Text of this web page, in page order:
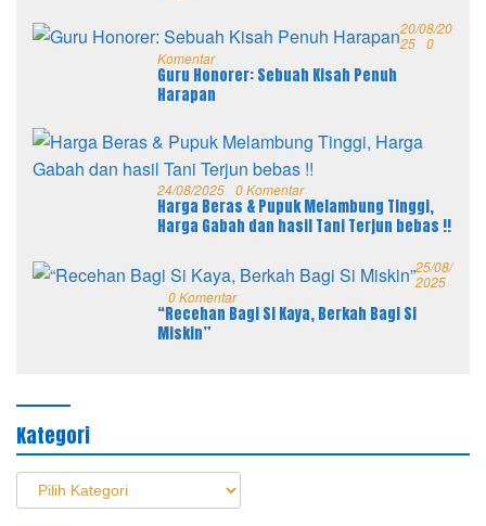
20/08/20
25 0
Komentar
Guru Honorer: Sebuah Kisah Penuh
Harapan
24/08/2025 0 Komentar
Harga Beras & Pupuk Melambung Tinggi,
Harga Gabah dan hasil Tani Terjun bebas !!
25/08/
2025
0 Komentar
“Recehan Bagi Si Kaya, Berkah Bagi Si
Miskin”
Kategori
Kategori